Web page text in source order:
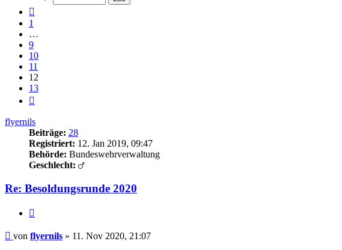
1
…
9
10
11
12
13
flyernils
Beiträge: 28
Registriert: 12. Jan 2019, 09:47
Behörde: Bundeswehrverwaltung
Geschlecht:
Re: Besoldungsrunde 2020
Beitrag
von flyernils » 11. Nov 2020, 21:07